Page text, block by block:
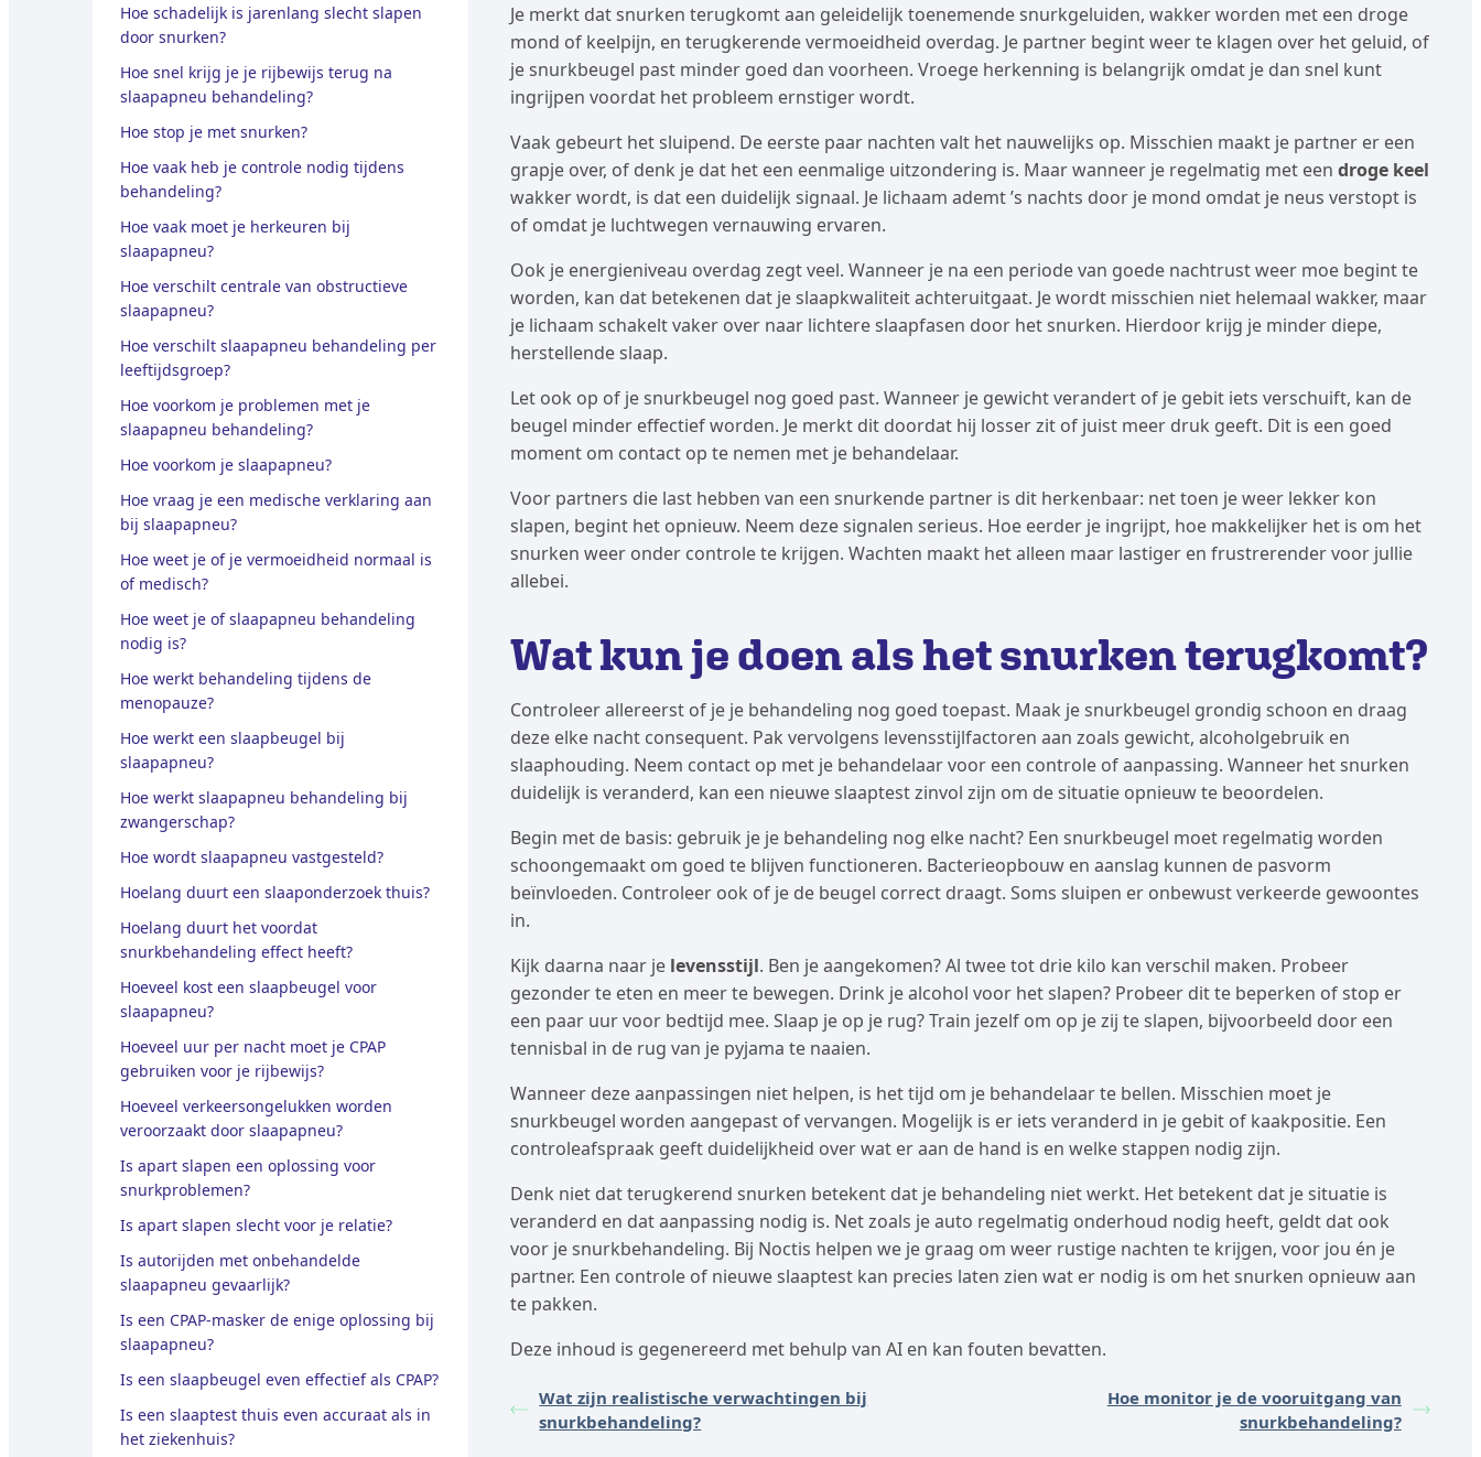
Hoe schadelijk is jarenlang slecht slapen
door snurken?
Hoe snel krijg je je rijbewijs terug na
slaapapneu behandeling?
Hoe stop je met snurken?
Hoe vaak heb je controle nodig tijdens
behandeling?
Hoe vaak moet je herkeuren bij
slaapapneu?
Hoe verschilt centrale van obstructieve
slaapapneu?
Hoe verschilt slaapapneu behandeling per
leeftijdsgroep?
Hoe voorkom je problemen met je
slaapapneu behandeling?
Hoe voorkom je slaapapneu?
Hoe vraag je een medische verklaring aan
bij slaapapneu?
Hoe weet je of je vermoeidheid normaal is
of medisch?
Hoe weet je of slaapapneu behandeling
nodig is?
Hoe werkt behandeling tijdens de
menopauze?
Hoe werkt een slaapbeugel bij
slaapapneu?
Hoe werkt slaapapneu behandeling bij
zwangerschap?
Hoe wordt slaapapneu vastgesteld?
Hoelang duurt een slaaponderzoek thuis?
Hoelang duurt het voordat
snurkbehandeling effect heeft?
Hoeveel kost een slaapbeugel voor
slaapapneu?
Hoeveel uur per nacht moet je CPAP
gebruiken voor je rijbewijs?
Hoeveel verkeersongelukken worden
veroorzaakt door slaapapneu?
Is apart slapen een oplossing voor
snurkproblemen?
Is apart slapen slecht voor je relatie?
Is autorijden met onbehandelde
slaapapneu gevaarlijk?
Is een CPAP-masker de enige oplossing bij
slaapapneu?
Is een slaapbeugel even effectief als CPAP?
Is een slaaptest thuis even accuraat als in
het ziekenhuis?
Je merkt dat snurken terugkomt aan geleidelijk toenemende snurkgeluiden, wakker worden met een droge
mond of keelpijn, en terugkerende vermoeidheid overdag. Je partner begint weer te klagen over het geluid, of
je snurkbeugel past minder goed dan voorheen. Vroege herkenning is belangrijk omdat je dan snel kunt
ingrijpen voordat het probleem ernstiger wordt.
Vaak gebeurt het sluipend. De eerste paar nachten valt het nauwelijks op. Misschien maakt je partner er een
grapje over, of denk je dat het een eenmalige uitzondering is. Maar wanneer je regelmatig met eendroge keel
wakker wordt, is dat een duidelijk signaal. Je lichaam ademt ’s nachts door je mond omdat je neus verstopt is
of omdat je luchtwegen vernauwing ervaren.
Ook je energieniveau overdag zegt veel. Wanneer je na een periode van goede nachtrust weer moe begint te
worden, kan dat betekenen dat je slaapkwaliteit achteruitgaat. Je wordt misschien niet helemaal wakker, maar
je lichaam schakelt vaker over naar lichtere slaapfasen door het snurken. Hierdoor krijg je minder diepe,
herstellende slaap.
Let ook op of je snurkbeugel nog goed past. Wanneer je gewicht verandert of je gebit iets verschuift, kan de
beugel minder effectief worden. Je merkt dit doordat hij losser zit of juist meer druk geeft. Dit is een goed
moment om contact op te nemen met je behandelaar.
Voor partners die last hebben van een snurkende partner is dit herkenbaar: net toen je weer lekker kon
slapen, begint het opnieuw. Neem deze signalen serieus. Hoe eerder je ingrijpt, hoe makkelijker het is om het
snurken weer onder controle te krijgen. Wachten maakt het alleen maar lastiger en frustrerender voor jullie
allebei.
Wat kun je doen als het snurken terugkomt?
Controleer allereerst of je je behandeling nog goed toepast. Maak je snurkbeugel grondig schoon en draag
deze elke nacht consequent. Pak vervolgens levensstijlfactoren aan zoals gewicht, alcoholgebruik en
slaaphouding. Neem contact op met je behandelaar voor een controle of aanpassing. Wanneer het snurken
duidelijk is veranderd, kan een nieuwe slaaptest zinvol zijn om de situatie opnieuw te beoordelen.
Begin met de basis: gebruik je je behandeling nog elke nacht? Een snurkbeugel moet regelmatig worden
schoongemaakt om goed te blijven functioneren. Bacterieopbouw en aanslag kunnen de pasvorm
beïnvloeden. Controleer ook of je de beugel correct draagt. Soms sluipen er onbewust verkeerde gewoontes
in.
Kijk daarna naar je levensstijl. Ben je aangekomen? Al twee tot drie kilo kan verschil maken. Probeer
gezonder te eten en meer te bewegen. Drink je alcohol voor het slapen? Probeer dit te beperken of stop er
een paar uur voor bedtijd mee. Slaap je op je rug? Train jezelf om op je zij te slapen, bijvoorbeeld door een
tennisbal in de rug van je pyjama te naaien.
Wanneer deze aanpassingen niet helpen, is het tijd om je behandelaar te bellen. Misschien moet je
snurkbeugel worden aangepast of vervangen. Mogelijk is er iets veranderd in je gebit of kaakpositie. Een
controleafspraak geeft duidelijkheid over wat er aan de hand is en welke stappen nodig zijn.
Denk niet dat terugkerend snurken betekent dat je behandeling niet werkt. Het betekent dat je situatie is
veranderd en dat aanpassing nodig is. Net zoals je auto regelmatig onderhoud nodig heeft, geldt dat ook
voor je snurkbehandeling. Bij Noctis helpen we je graag om weer rustige nachten te krijgen, voor jou én je
partner. Een controle of nieuwe slaaptest kan precies laten zien wat er nodig is om het snurken opnieuw aan
te pakken.
Deze inhoud is gegenereerd met behulp van AI en kan fouten bevatten.
Wat zijn realistische verwachtingen bij
snurkbehandeling?
Hoe monitor je de vooruitgang van
snurkbehandeling?